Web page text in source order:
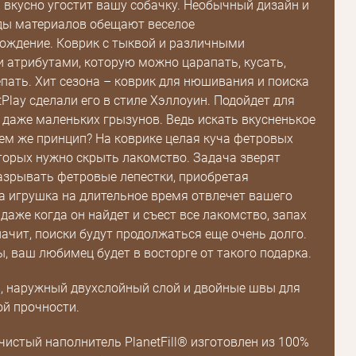
угостит вашу собачку. Необычный дизайн и
материалов обещают веселое
Коврик с тыквой и различными
атрибутами, которую можно царапать, кусать,
Хит сезона – коврик для нюшивания и поиска
сделали его в стиле Хэллоуин. Подойдет для
маленьких грызунов. Ведь искать вкусненькое
же принцип? На коврике целая куча фетровых
нужно скрыть лакомство. Задача зверят
фетровые лепестки, приобретая
игрушка на длительное время отвлечет вашего
когда он найдет и съест все лакомство, запах
поиски будут продолжаться еще очень долго.
ваш любимец будет в восторге от такого подарка.
наружный двухслойный слой и двойные швы для
прочности.
наполнитель PlanetFill® изготовлен из 100%
Зарегистрироваться